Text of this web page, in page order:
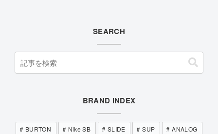
SEARCH
BRAND INDEX
BURTON Nike SB SLIDE SUP
ANALOG